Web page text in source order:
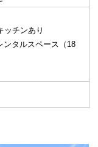
ッチンあり
ンタルスペース（18